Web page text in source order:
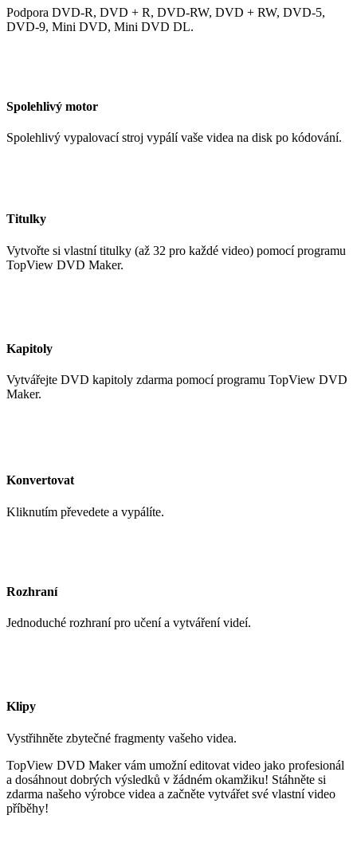
Podpora DVD-R, DVD + R, DVD-RW, DVD + RW, DVD-5,
DVD-9, Mini DVD, Mini DVD DL.
Spolehlivý motor
Spolehlivý vypalovací stroj vypálí vaše videa na disk po kódování.
Titulky
Vytvořte si vlastní titulky (až 32 pro každé video) pomocí programu
TopView DVD Maker.
Kapitoly
Vytvářejte DVD kapitoly zdarma pomocí programu TopView DVD
Maker.
Konvertovat
Kliknutím převedete a vypálíte.
Rozhraní
Jednoduché rozhraní pro učení a vytváření videí.
Klipy
Vystřihněte zbytečné fragmenty vašeho videa.
TopView DVD Maker vám umožní editovat video jako profesionál
a dosáhnout dobrých výsledků v žádném okamžiku! Stáhněte si
zdarma našeho výrobce videa a začněte vytvářet své vlastní video
příběhy!